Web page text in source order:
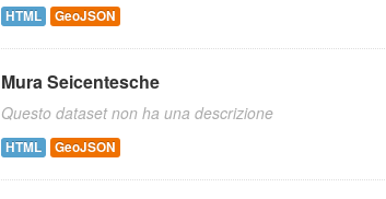
HTML GeoJSON
Mura Seicentesche
Questo dataset non ha una descrizione
HTML GeoJSON